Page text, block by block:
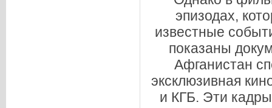
эпизодах,
известные
показаны
Афганистан
эксклюзивная
и КГБ. Эти